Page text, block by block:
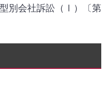
別会社訴訟（Ⅰ）〔第